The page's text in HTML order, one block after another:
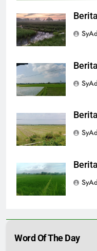
Word Of The Day